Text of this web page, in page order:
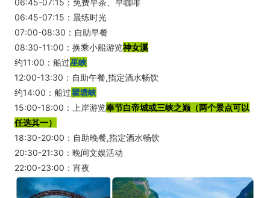
06:45-07:15：免费早茶、早咖啡
06:45-07:15：晨练时光
07:00-08:30：自助早餐
08:30-11:00：换乘小船游览神女溪
约11:00：船过巫峡
12:00-13:30：自助午餐,指定酒水畅饮
约14:00：船过瞿塘峡
15:00-18:00：上岸游览奉节白帝城或三峡之巅（两个景点可以
任选其一）
18:30-20:00：自助晚餐,指定酒水畅饮
20:30-21:30：晚间文娱活动
22:00-23:00：宵夜